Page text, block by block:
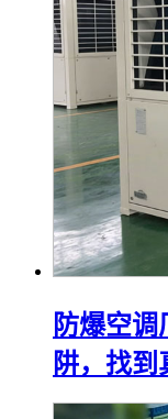
防爆空
阱，找到